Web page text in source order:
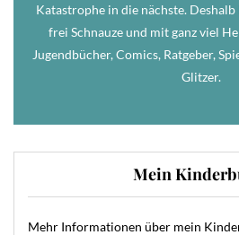
Katastrophe in die nächste.
frei Schnauze und mit ganz viel
Jugendbücher, Comics, Ratgeber,
Glitzer.
Mein
Mehr Informationen über mein